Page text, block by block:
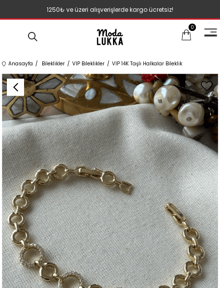
1250₺ ve üzeri alışverişlerde kargo ücretsiz!
0
Anasayfa Bileklikler VIP Bileklikler VIP 14K Taşlı Halkalar Bileklik